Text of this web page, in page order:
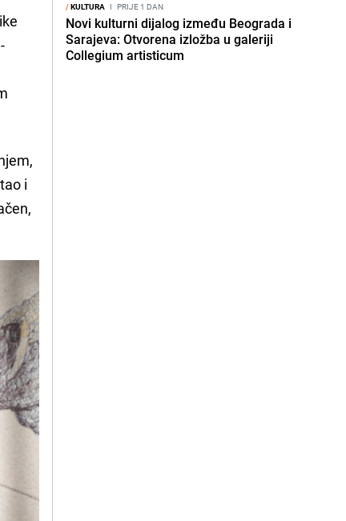
i
/KULTURA I PRIJE 1 DAN
Novi kulturni dijalog između Beograda i
Sarajeva: Otvorena izložba u galeriji
Collegium artisticum